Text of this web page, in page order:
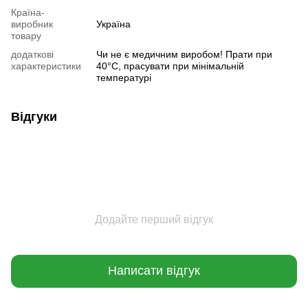
Країна-
виробник
товару
Україна
додаткові
характеристики
Чи не є медичним виробом! Прати при
40°C, прасувати при мінімальній
температурі
Відгуки
Додайте перший відгук
Написати відгук